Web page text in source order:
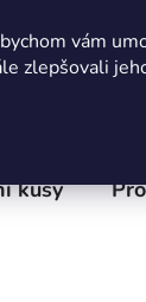
vám
zlepšovali
kusy